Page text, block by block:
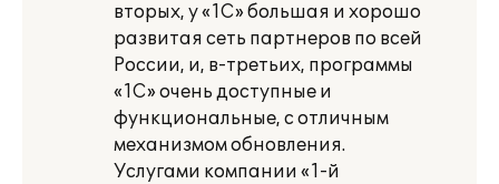
вторых, у «1С» большая и хорошо
развитая сеть партнеров по всей
России, и, в-третьих, программы
«1С» очень доступные и
функциональные, с отличным
механизмом обновления.
Услугами компании «1-й